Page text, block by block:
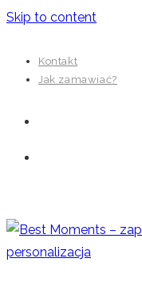
Skip to content
Kontakt
Jak zamawiać?